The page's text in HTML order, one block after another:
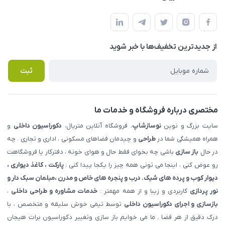
املاک مدنی - نوساز شاپ
لیست محصولات
درباره ما
قوانین و مقررات
حریم خصوصی
راهنما
پرسش های متداول
از جدید‌ترین تخفیف‌ها با‌ خبر شوید
ثبت
مختصری درباره فروشگاه و خدمات ما
سایت بزرگ و نویننوسازشاپ، فروشگاه آنلاین متریال، دکوراسیون داخلی و
همراه همیشگی شما درطراحی و چیدمان فضاهای مسکونی ، اداری و تجاری . چه
در حال باز سازی باشی چه بخوای فقط حال و هوای خونه ، دفترکار یا فروشگاهت
رو عوض کنی ، اینجا می تونی همه چیز را یکجا پیدا کنی :پارکت ، کاغذ دیواری ،
دیوار کوب و پرده های شیک. درب و پنجره های خاص و مدرن ،مبلمان سبک دار و
نور پردازی کاربردی و زیبا و از همه مهمتر : خدمات مشاوره و طراحی داخلی ،
بازسازی و اجرای دکوراسیون داخلی توسط تیمی خوش سلیقه و متخصص ، با
درک دقیق از هر فضا . ما می خوایم باز سازی وتغییر دکوراسیون برات هیجان